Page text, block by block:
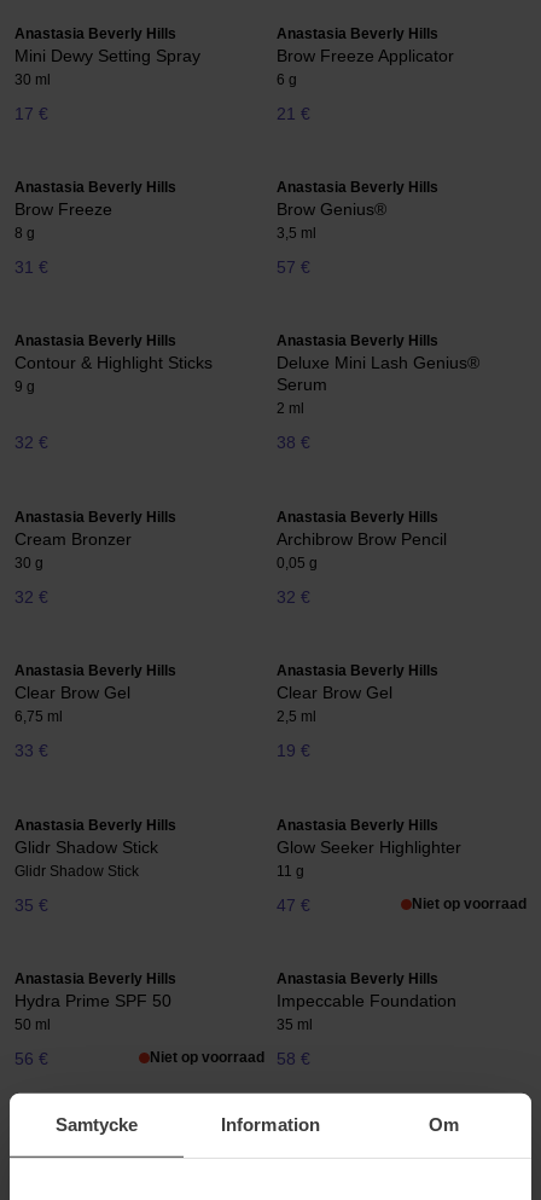
Samtycke Information Om
Anastasia Beverly Hills
Mini Dewy Setting Spray
30 ml
17 €
Anastasia Beverly Hills
Brow Freeze Applicator
6 g
21 €
Anastasia Beverly Hills
Brow Freeze
8 g
31 €
Anastasia Beverly Hills
Brow Genius®
3,5 ml
57 €
Anastasia Beverly Hills
Contour & Highlight Sticks
9 g
32 €
Anastasia Beverly Hills
Deluxe Mini Lash Genius®
Serum
2 ml
38 €
Anastasia Beverly Hills
Cream Bronzer
30 g
32 €
Anastasia Beverly Hills
Archibrow Brow Pencil
0,05 g
32 €
Anastasia Beverly Hills
Clear Brow Gel
6,75 ml
33 €
Anastasia Beverly Hills
Clear Brow Gel
2,5 ml
19 €
Anastasia Beverly Hills
Glidr Shadow Stick
Glidr Shadow Stick
35 €
Anastasia Beverly Hills
Glow Seeker Highlighter
11 g
47 € Niet op voorraad
Anastasia Beverly Hills
Hydra Prime SPF 50
50 ml
56 € Niet op voorraad
Anastasia Beverly Hills
Impeccable Foundation
35 ml
58 €
Anastasia Beverly Hills
Impeccable Setting Spray
Anastasia Beverly Hills
Impeccable Setting Spray